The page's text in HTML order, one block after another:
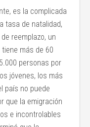
es la complicada
tasa de natalidad,
reemplazo, un
más de 60
personas por
jóvenes, los más
país no puede
que la emigración
e incontrolables